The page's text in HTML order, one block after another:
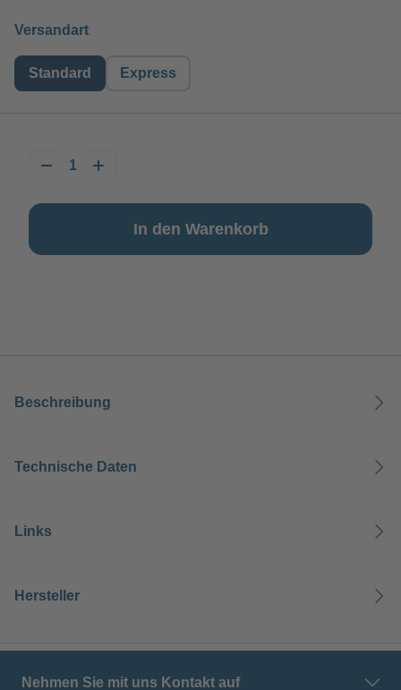
Versandartauswählen
Standard Express
In den Warenkorb
Beschreibung
Technische Daten
Links
Hersteller
Nehmen Sie mit uns Kontakt auf